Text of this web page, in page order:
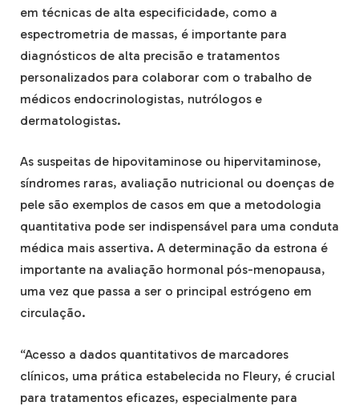
em técnicas de alta especificidade, como a
espectrometria de massas, é importante para
diagnósticos de alta precisão e tratamentos
personalizados para colaborar com o trabalho de
médicos endocrinologistas, nutrólogos e
dermatologistas.
As suspeitas de hipovitaminose ou hipervitaminose,
síndromes raras, avaliação nutricional ou doenças de
pele são exemplos de casos em que a metodologia
quantitativa pode ser indispensável para uma conduta
médica mais assertiva. A determinação da estrona é
importante na avaliação hormonal pós-menopausa,
uma vez que passa a ser o principal estrógeno em
circulação.
“Acesso a dados quantitativos de marcadores
clínicos, uma prática estabelecida no Fleury, é crucial
para tratamentos eficazes, especialmente para